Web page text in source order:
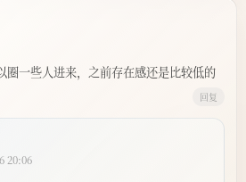
圈一些人进来，之前存在感还是比较低的
回复
20:06